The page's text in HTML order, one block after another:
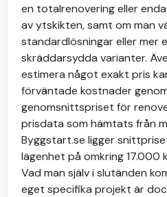
en totalrenovering eller
av ytskikten, samt om man
standardlösningar eller mer
skräddarsydda varianter.
estimera något exakt pris
förväntade kostnader
genomsnittspriset för
prisdata som hämtats från
Byggstart.se ligger
lägenhet på omkring 17.000
Vad man själv i slutänden
eget specifika projekt är